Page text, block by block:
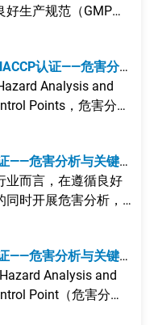
好生产规范（GMP）
过危害分析确保食
及产品质量。
认证——危害分
制点体系的益处
Analysis and
Points，危害分析
）是一项国际食品
，通过风险管理、
食品生产、加工及流
食品安全风险，确保
——危害分析与关键
业而言，在遵循良好
同时开展危害分析，
生与安全，企业可
——危害分析与关键
Analysis and
Point（危害分析
）的缩写，是一种